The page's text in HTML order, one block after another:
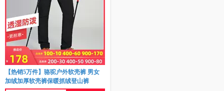
【热销5万件】骆驼户外软壳裤 男女
加绒加厚软壳裤保暖抓绒登山裤